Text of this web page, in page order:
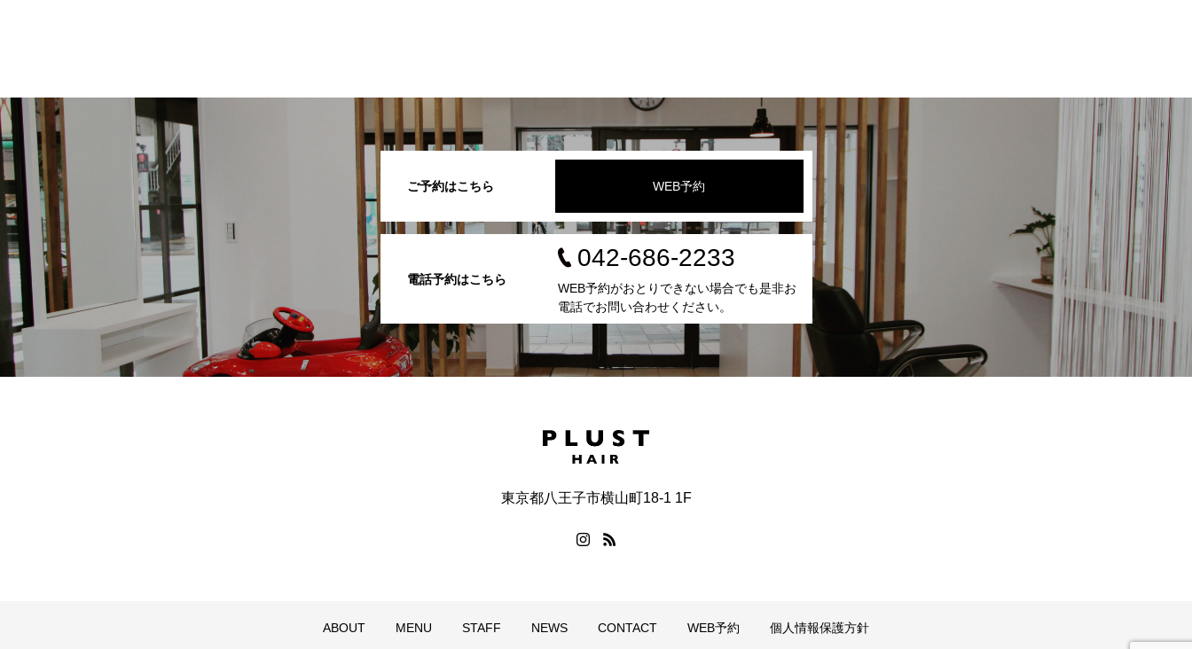
ご予約はこちら WEB予約
電話予約はこちら
042-686-2233
WEB予約がおとりできない場合でも是非お
電話でお問い合わせください。
東京都八王子市横山町18-1 1F
ABOUT MENU STAFF NEWS CONTACT WEB予約 個人情報保護方針